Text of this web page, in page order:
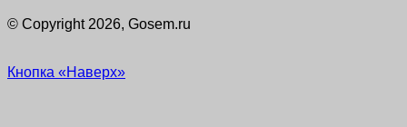
© Copyright 2026, Gosem.ru
Кнопка «Наверх»